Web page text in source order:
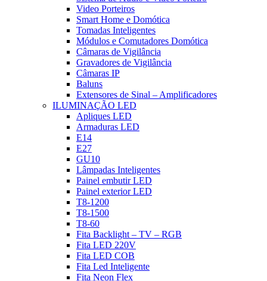
Video Porteiros
Smart Home e Domótica
Tomadas Inteligentes
Módulos e Comutadores Domótica
Câmaras de Vigilância
Gravadores de Vigilância
Câmaras IP
Baluns
Extensores de Sinal – Amplificadores
ILUMINAÇÃO LED
Apliques LED
Armaduras LED
E14
E27
GU10
Lâmpadas Inteligentes
Painel embutir LED
Painel exterior LED
T8-1200
T8-1500
T8-60
Fita Backlight – TV – RGB
Fita LED 220V
Fita LED COB
Fita Led Inteligente
Fita Neon Flex